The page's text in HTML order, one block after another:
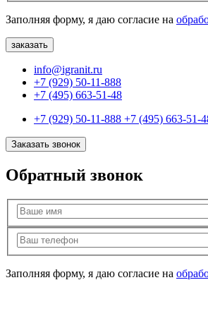
Заполняя форму, я даю согласие на
info@igranit.ru
+7 (929) 50-11-888
+7 (495) 663-51-48
+7 (929) 50-11-888 +7 (495) 663-51-
Заказать звонок
Обратный звонок
Заполняя форму, я даю согласие на